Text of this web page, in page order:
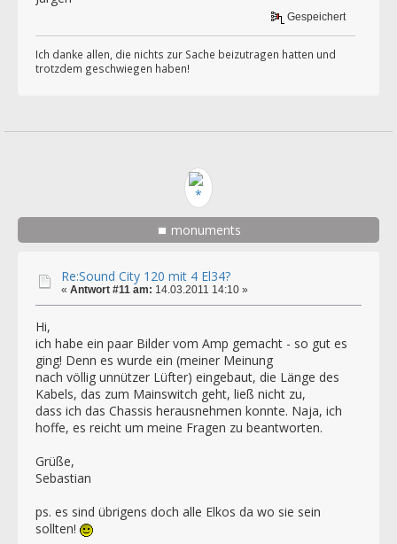
Gespeichert
Ich danke allen, die nichts zur Sache beizutragen hatten und
trotzdem geschwiegen haben!
monuments
Re:Sound City 120 mit 4 El34?
« Antwort #11 am: 14.03.2011 14:10 »
Hi,
ich habe ein paar Bilder vom Amp gemacht - so gut es
ging! Denn es wurde ein (meiner Meinung
nach völlig unnützer Lüfter) eingebaut, die Länge des
Kabels, das zum Mainswitch geht, ließ nicht zu,
dass ich das Chassis herausnehmen konnte. Naja, ich
hoffe, es reicht um meine Fragen zu beantworten.
Grüße,
Sebastian
ps. es sind übrigens doch alle Elkos da wo sie sein
sollten!